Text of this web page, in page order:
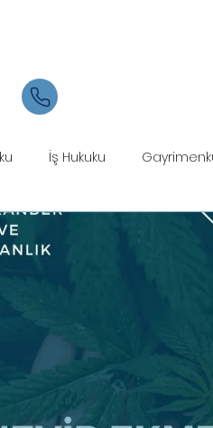
05534084721
İş Hukuku
Patent Hukuku İcra